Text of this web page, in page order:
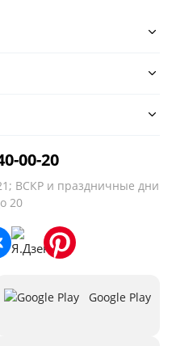
00-20
ВСКР и праздничные дни
20
Google Play